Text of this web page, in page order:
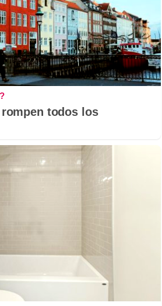
todos los